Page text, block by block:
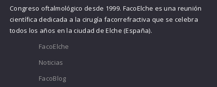
Congreso oftalmológico desde 1999. FacoElche es una reunión
científica dedicada a la cirugía facorrefractiva que se celebra
todos los años en la ciudad de Elche (España).
FacoElche
Noticias
FacoBlog